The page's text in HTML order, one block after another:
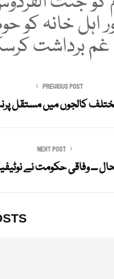
اہل خانہ کو
غم برداشت
PREVIOUS POST
NEXT POST